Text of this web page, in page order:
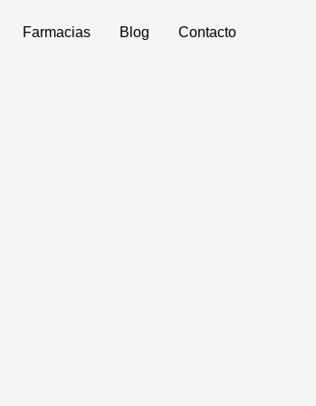
Farmacias Blog Contacto